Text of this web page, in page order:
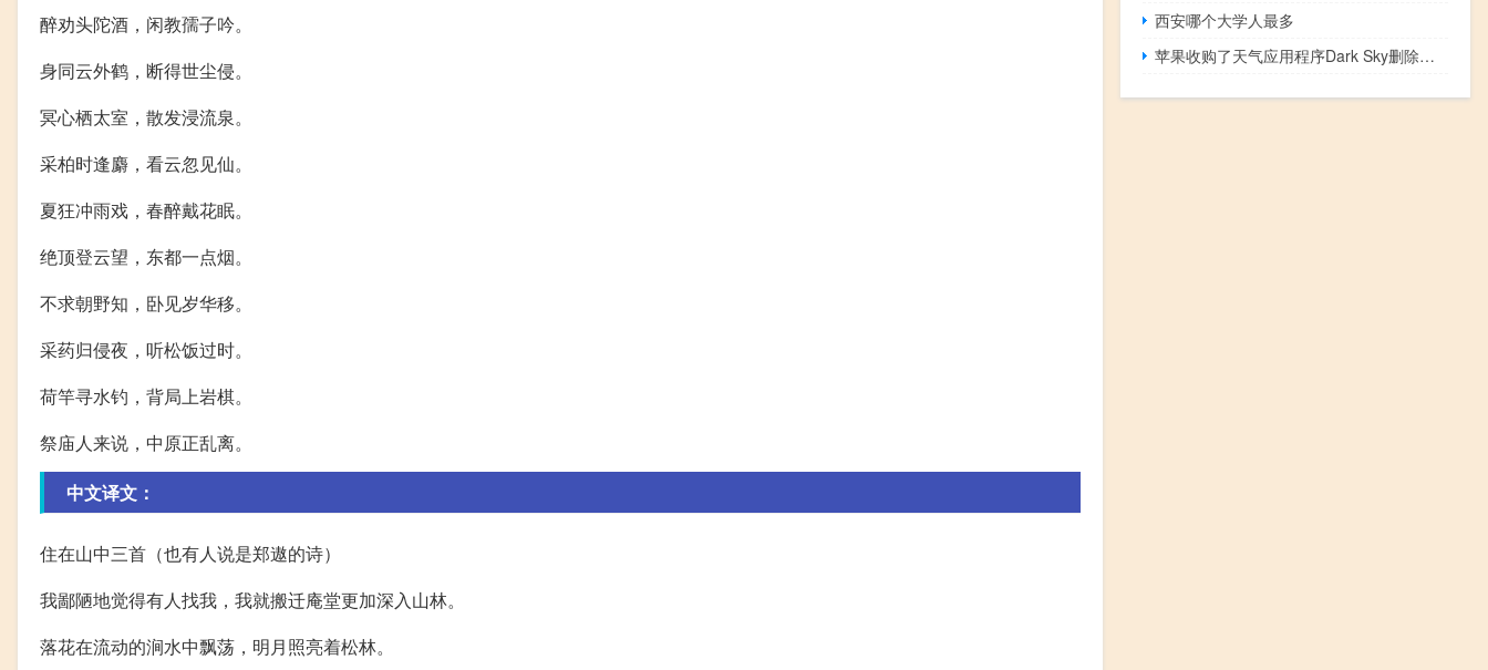
醉劝头陀酒，闲教孺子吟。
身同云外鹤，断得世尘侵。
冥心栖太室，散发浸流泉。
采柏时逢麝，看云忽见仙。
夏狂冲雨戏，春醉戴花眠。
绝顶登云望，东都一点烟。
不求朝野知，卧见岁华移。
采药归侵夜，听松饭过时。
荷竿寻水钓，背局上岩棋。
祭庙人来说，中原正乱离。
中文译文：
住在山中三首（也有人说是郑遨的诗）
我鄙陋地觉得有人找我，我就搬迁庵堂更加深入山林。
落花在流动的涧水中飘荡，明月照亮着松林。
西安哪个大学人最多
苹果收购了天气应用程序Dark Sky删除了Android和WearOS版本